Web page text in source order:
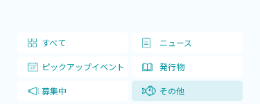
営業・イベントスケジュール
入館チケット
交通アクセス
すべて ニュース
ピックアップイベント 発行物
募集中 その他